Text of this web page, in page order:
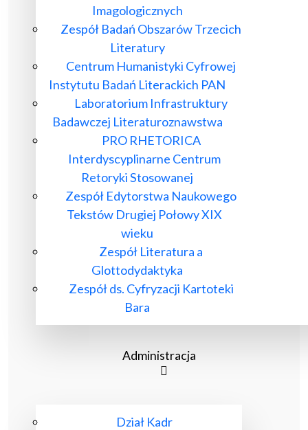
Imagologicznych
Zespół Badań Obszarów Trzecich
Literatury
Centrum Humanistyki Cyfrowej
Instytutu Badań Literackich PAN
Laboratorium Infrastruktury
Badawczej Literaturoznawstwa
PRO RHETORICA
Interdyscyplinarne Centrum
Retoryki Stosowanej
Zespół Edytorstwa Naukowego
Tekstów Drugiej Połowy XIX
wieku
Zespół Literatura a
Glottodydaktyka
Zespół ds. Cyfryzacji Kartoteki
Bara
Administracja
Dział Kadr